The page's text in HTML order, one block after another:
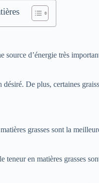
d’énergie très
De plus, certaines
grasses sont la
en matières grasses